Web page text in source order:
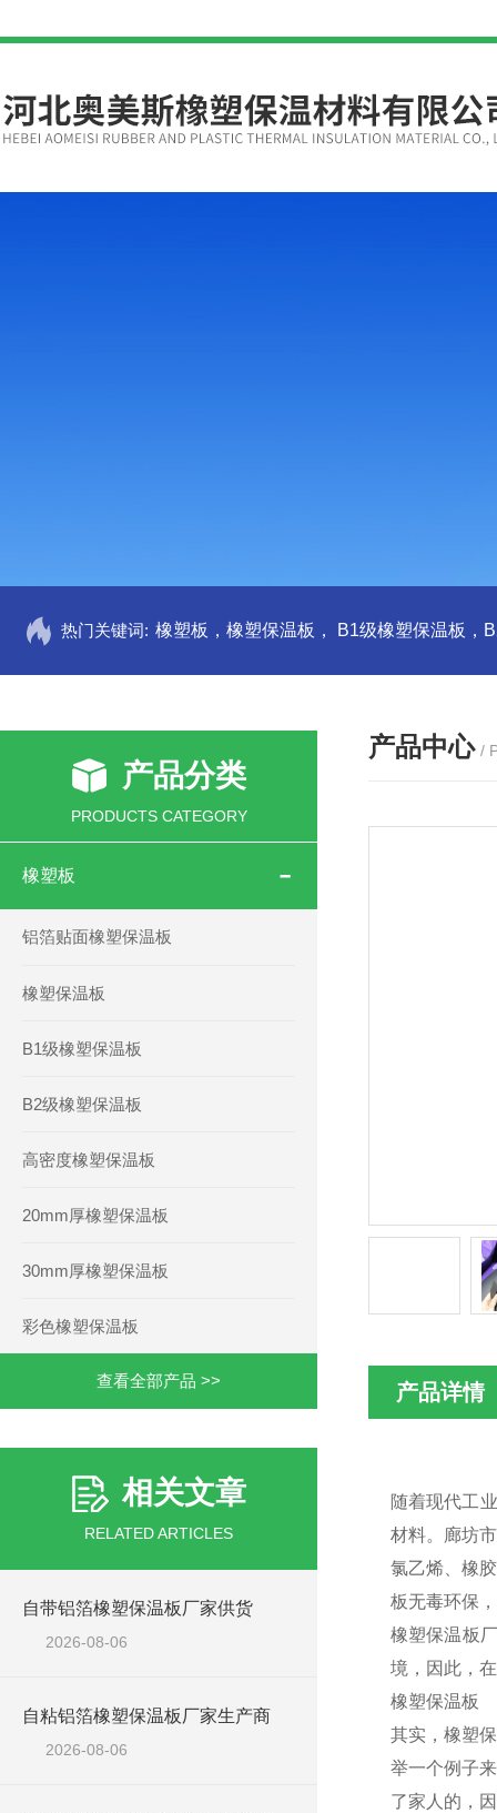
热门关键词:
产品分类
PRODUCTS CATEGORY
橡塑板
铝箔贴面橡塑保温板
橡塑保温板
B1级橡塑保温板
B2级橡塑保温板
高密度橡塑保温板
20mm厚橡塑保温板
30mm厚橡塑保温板
彩色橡塑保温板
查看全部产品 >>
相关文章
RELATED ARTICLES
自带铝箔橡塑保温板厂家供货
2026-08-06
自粘铝箔橡塑保温板厂家生产商
2026-08-06
产品中心 /
产品详情
随着现代工
材料。廊坊
氯乙烯、橡
板无毒环保
橡塑保温板
境，因此，
橡塑保温板
其实，橡塑
举一个例子
了家人的，